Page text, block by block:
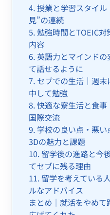
4. 授業と学習スタイ
見”の連続
5. 勉強時間とTOEIC
内容
6. 英語力とマインド
て話せるように
7. セブでの生活｜週
中して勉強
8. 快適な寮生活と食
国際交流
9. 学校の良い点・悪
3Dの魅力と課題
10. 留学後の進路と今
てセブに残る理由
11. 留学を考えている
ルなアドバイス
まとめ｜就活をやめ